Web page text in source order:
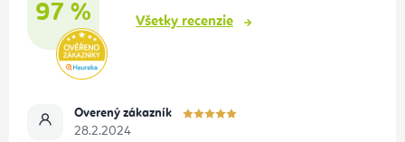
v
97 % Všetky recenzie
Overený zákazník
28.2.2024